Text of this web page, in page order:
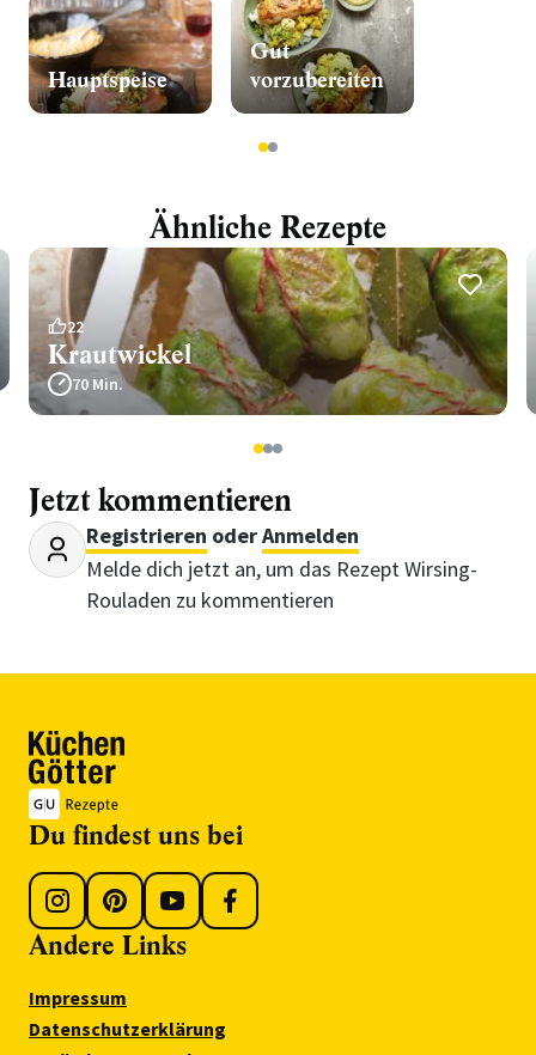
Hauptspeise
Gut
vorzubereiten
12
Ähnliche Rezepte
22
Krautwickel
70 Min.
123
Jetzt kommentieren
Registrieren oderAnmelden
Melde dich jetzt an, um das Rezept Wirsing-
Rouladen zu kommentieren
Du findest uns bei
Andere Links
Impressum
Datenschutzerklärung